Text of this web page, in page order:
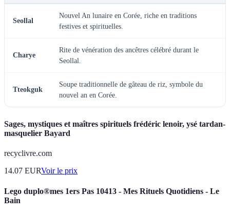
Seollal
Nouvel An lunaire en Corée, riche en traditions
festives et spirituelles.
Charye
Rite de vénération des ancêtres célébré durant le
Seollal.
Tteokguk
Soupe traditionnelle de gâteau de riz, symbole du
nouvel an en Corée.
Sages, mystiques et maîtres spirituels frédéric lenoir, ysé tardan-
masquelier Bayard
recyclivre.com
14.07 EURVoir le prix
Lego duplo®mes 1ers Pas 10413 - Mes Rituels Quotidiens - Le
Bain